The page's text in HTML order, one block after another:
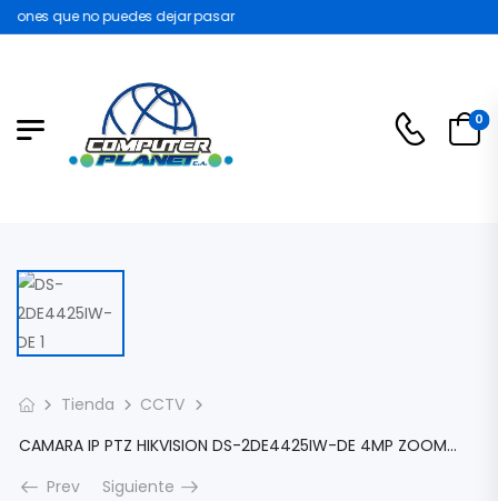
que no puedes dejar pasar
0
Tienda
CCTV
CAMARA IP PTZ HIKVISION DS-2DE4425IW-DE 4MP ZOOM ÓPTICO DE 25X EXTERIOR IP66 1X RJ45 POE SLOT MICROSD DETENCION HUMANA IR 100MTS 360º DS-2DE4425IW-DE
Prev
Siguiente